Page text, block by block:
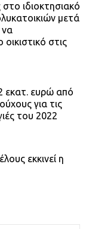
ιδιοκτησιακό
μετά
να
στις
εκατ. ευρώ από
για τις
του 2022
εκκινεί η